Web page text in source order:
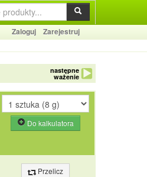
Zaloguj
Zarejestruj
następne
ważenie
Do kalkulatora
Przelicz